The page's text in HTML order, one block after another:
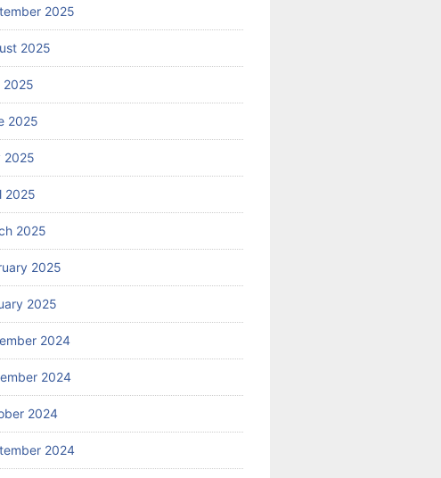
2025
2025
2025
2025
2025
2025
2025
2025
2025
2024
2024
2024
2024